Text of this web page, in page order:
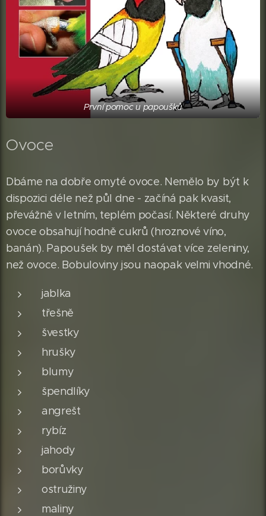
První pomoc u papoušků
Ovoce
Dbáme na dobře omyté ovoce. Nemělo by být k
dispozici déle než půl dne - začíná pak kvasit,
převážně v letním, teplém počasí. Některé druhy
ovoce obsahují hodně cukrů (hroznové víno,
banán). Papoušek by měl dostávat více zeleniny,
než ovoce. Bobuloviny jsou naopak velmi vhodné.
jablka
třešně
švestky
hrušky
blumy
špendlíky
angrešt
rybíz
jahody
borůvky
ostružiny
maliny